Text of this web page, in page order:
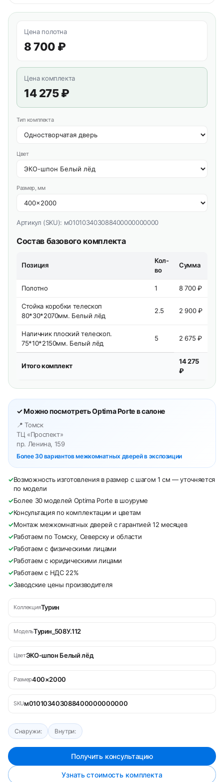
Цена полотна
8 700 ₽
Цена комплекта
14 275 ₽
Тип комплекта
Цвет
Размер, мм
Артикул (SKU): м010103403088400000000000
Состав базового комплекта
Позиция
Кол-
во
Сумма
Полотно 1 8 700 ₽
Стойка коробки телескоп
80*30*2070мм. Белый лёд
2.5 2 900 ₽
Наличник плоский телескоп.
75*10*2150мм. Белый лёд
5 2 675 ₽
Итого комплект
14 275
₽
✓ Можно посмотреть Optima Porte в салоне
📍 Томск
ТЦ «Проспект»
пр. Ленина, 159
Более 30 вариантов межкомнатных дверей в экспозиции
✓Возможность изготовления в размер с шагом 1 см — уточняется
по модели
✓Более 30 моделей Optima Porte в шоуруме
✓Консультация по комплектации и цветам
✓Монтаж межкомнатных дверей с гарантией 12 месяцев
✓Работаем по Томску, Северску и области
✓Работаем с физическими лицами
✓Работаем с юридическими лицами
✓Работаем с НДС 22%
✓Заводские цены производителя
КоллекцияТурин
МодельТурин_508У.112
ЦветЭКО-шпон Белый лёд
Размер400×2000
SKUм010103403088400000000000
Снаружи: Внутри:
Получить консультацию
Узнать стоимость комплекта